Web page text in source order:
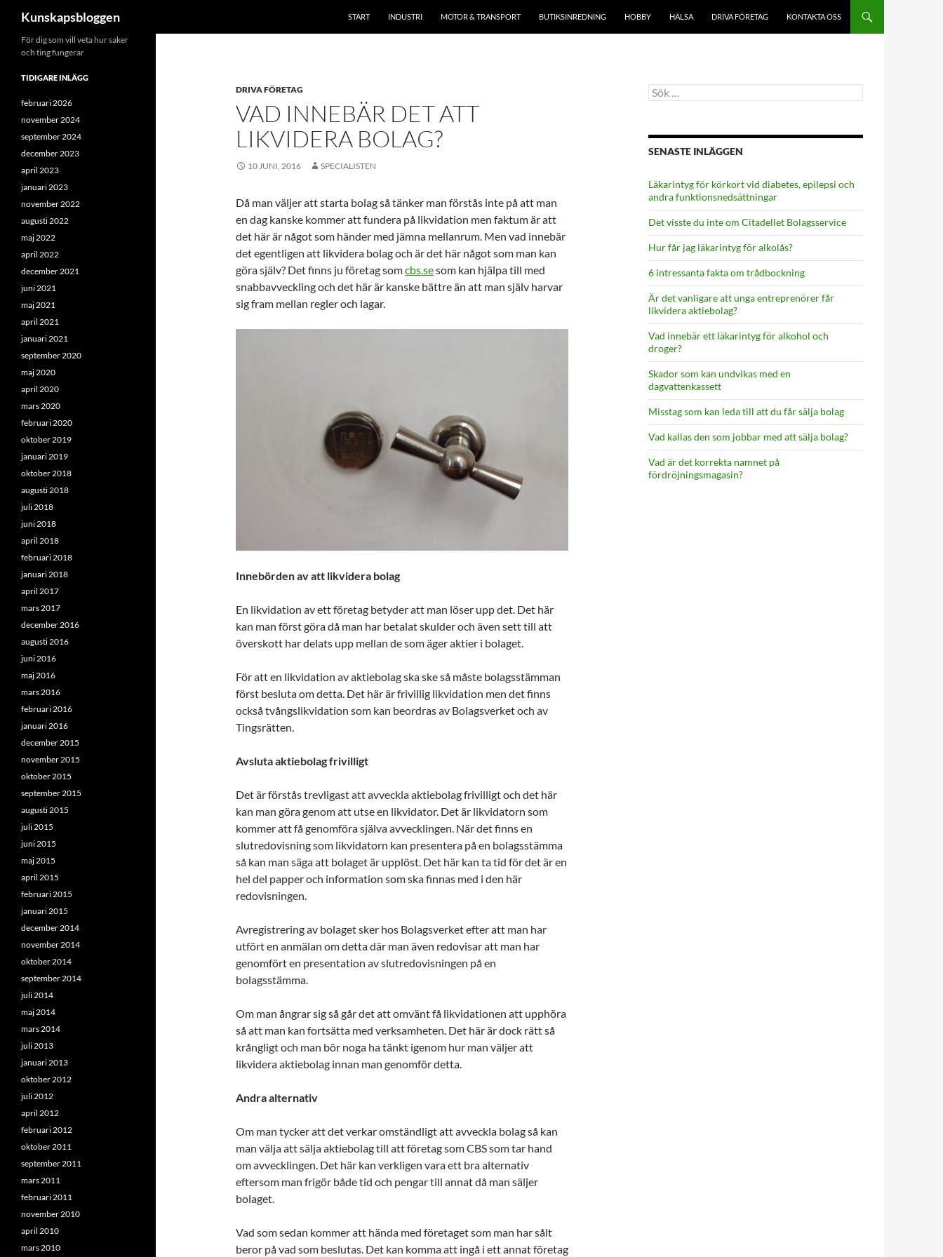
Hoppa
innehåll
Kunskapsbloggen START INDUSTRI MOTOR & TRANSPORT BUTIKSINREDNING HOBBY HÄLSA DRIVA FÖRETAG KONTAKTA OSS
DRIVA FÖRETAG
VAD INNEBÄR DET ATT
LIKVIDERA BOLAG?
10 JUNI, 2016 SPECIALISTEN
Då man väljer att starta bolag så tänker man förstås inte på att man
en dag kanske kommer att fundera på likvidation men faktum är att
det här är något som händer med jämna mellanrum. Men vad innebär
det egentligen att likvidera bolag och är det här något som man kan
göra själv? Det finns ju företag somcbs.sesom kan hjälpa till med
snabbavveckling och det här är kanske bättre än att man själv harvar
sig fram mellan regler och lagar.
Innebörden av att likvidera bolag
En likvidation av ett företag betyder att man löser upp det. Det här
kan man först göra då man har betalat skulder och även sett till att
överskott har delats upp mellan de som äger aktier i bolaget.
För att en likvidation av aktiebolag ska ske så måste bolagsstämman
först besluta om detta. Det här är frivillig likvidation men det finns
också tvångslikvidation som kan beordras av Bolagsverket och av
Tingsrätten.
Avsluta aktiebolag frivilligt
Det är förstås trevligast att avveckla aktiebolag frivilligt och det här
kan man göra genom att utse en likvidator. Det är likvidatorn som
kommer att få genomföra själva avvecklingen. När det finns en
slutredovisning som likvidatorn kan presentera på en bolagsstämma
så kan man säga att bolaget är upplöst. Det här kan ta tid för det är en
hel del papper och information som ska finnas med i den här
redovisningen.
Avregistrering av bolaget sker hos Bolagsverket efter att man har
utfört en anmälan om detta där man även redovisar att man har
genomfört en presentation av slutredovisningen på en
bolagsstämma.
Om man ångrar sig så går det att omvänt få likvidationen att upphöra
så att man kan fortsätta med verksamheten. Det här är dock rätt så
krångligt och man bör noga ha tänkt igenom hur man väljer att
likvidera aktiebolag innan man genomför detta.
Andra alternativ
Om man tycker att det verkar omständligt att avveckla bolag så kan
man välja att sälja aktiebolag till att företag som CBS som tar hand
om avvecklingen. Det här kan verkligen vara ett bra alternativ
eftersom man frigör både tid och pengar till annat då man säljer
bolaget.
Vad som sedan kommer att hända med företaget som man har sålt
beror på vad som beslutas. Det kan komma att ingå i ett annat företag
Sök
efter:
SENASTE INLÄGGEN
Läkarintyg för körkort vid diabetes, epilepsi och
andra funktionsnedsättningar
Det visste du inte om Citadellet Bolagsservice
Hur får jag läkarintyg för alkolås?
6 intressanta fakta om trådbockning
Är det vanligare att unga entreprenörer får
likvidera aktiebolag?
Vad innebär ett läkarintyg för alkohol och
droger?
Skador som kan undvikas med en
dagvattenkassett
Misstag som kan leda till att du får sälja bolag
Vad kallas den som jobbar med att sälja bolag?
Vad är det korrekta namnet på
fördröjningsmagasin?
För dig som vill veta hur saker
och ting fungerar
TIDIGARE INLÄGG
februari 2026
november 2024
september 2024
december 2023
april 2023
januari 2023
november 2022
augusti 2022
maj 2022
april 2022
december 2021
juni 2021
maj 2021
april 2021
januari 2021
september 2020
maj 2020
april 2020
mars 2020
februari 2020
oktober 2019
januari 2019
oktober 2018
augusti 2018
juli 2018
juni 2018
april 2018
februari 2018
januari 2018
april 2017
mars 2017
december 2016
augusti 2016
juni 2016
maj 2016
mars 2016
februari 2016
januari 2016
december 2015
november 2015
oktober 2015
september 2015
augusti 2015
juli 2015
juni 2015
maj 2015
april 2015
februari 2015
januari 2015
december 2014
november 2014
oktober 2014
september 2014
juli 2014
maj 2014
mars 2014
juli 2013
januari 2013
oktober 2012
juli 2012
april 2012
februari 2012
oktober 2011
september 2011
mars 2011
februari 2011
november 2010
april 2010
mars 2010